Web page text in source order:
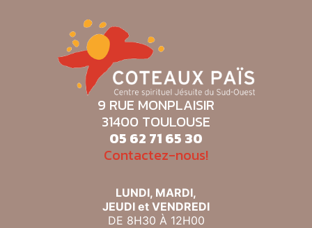
9 RUE MONPLAISIR
31400 TOULOUSE
05 62 71 65 30
Contactez-nous!
LUNDI, MARDI,
JEUDI et VENDREDI
DE 8H30 À 12H00